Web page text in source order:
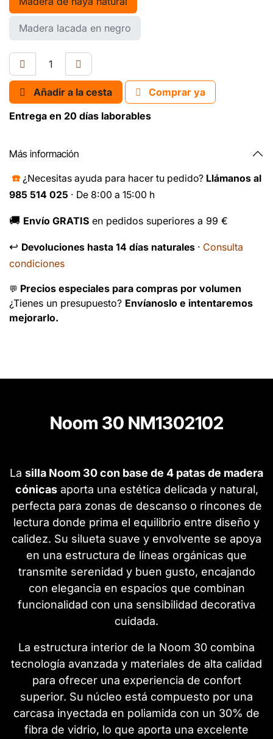
Madera lacada en negro
Añadir a la cesta
Comprar ya
Entrega en 20 días laborables
Más información
☎️ ¿Necesitas ayuda para hacer tu pedido? Llámanos al
985 514 025 · De 8:00 a 15:00 h
🚚 Envío GRATIS en pedidos superiores a 99 €
↩️ Devoluciones hasta 14 días naturales · Consulta
condiciones
💬 Precios especiales para compras por volumen
¿Tienes un presupuesto? Envíanoslo e intentaremos
mejorarlo.
Noom 30 NM1302102
La silla Noom 30 con base de 4 patas de madera
cónicasaporta una estética delicada y natural,
perfecta para zonas de descanso o rincones de
lectura donde prima el equilibrio entre diseño y
calidez. Su silueta suave y envolvente se apoya
en una estructura de líneas orgánicas que
transmite serenidad y buen gusto, encajando
con elegancia en espacios que combinan
funcionalidad con una sensibilidad decorativa
cuidada.
La estructura interior de la Noom 30 combina
tecnología avanzada y materiales de alta calidad
para ofrecer una experiencia de confort
superior. Su núcleo está compuesto por una
carcasa inyectada en poliamida con un 30% de
fibra de vidrio, lo que aporta una excelente